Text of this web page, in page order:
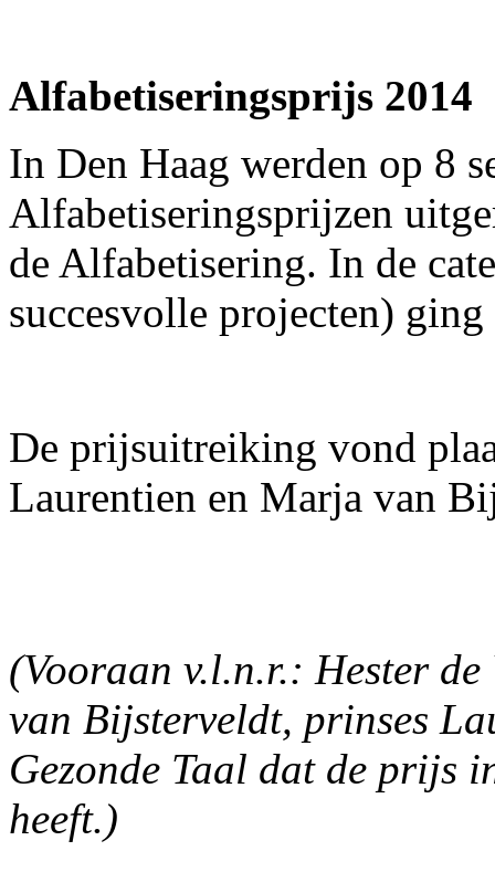
Alfabetiseringsprijs 2014
In Den Haag werden op 8
Alfabetiseringsprijzen
de Alfabetisering. In de
succesvolle projecten)
De prijsuitreiking vond
Laurentien en Marja van
(Vooraan v.l.n.r.: Hester
van Bijsterveldt, prinses
Gezonde Taal dat de prijs
heeft.)